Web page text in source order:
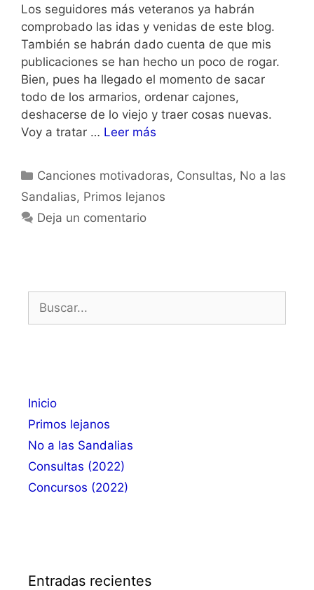
Los seguidores más veteranos ya habrán
comprobado las idas y venidas de este blog.
También se habrán dado cuenta de que mis
publicaciones se han hecho un poco de rogar.
Bien, pues ha llegado el momento de sacar
todo de los armarios, ordenar cajones,
deshacerse de lo viejo y traer cosas nuevas.
Voy a tratar … Leer más
Categorías
Canciones motivadoras, Consultas, No a las
Sandalias, Primos lejanos
Deja un comentario
Inicio
Primos lejanos
No a las Sandalias
Consultas (2022)
Concursos (2022)
Entradas recientes